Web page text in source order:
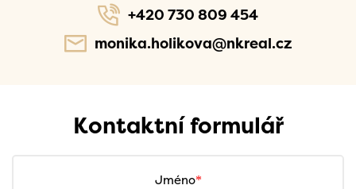
+420 730 809 454
monika.holikova@nkreal.cz
Kontaktní formulář
Jméno